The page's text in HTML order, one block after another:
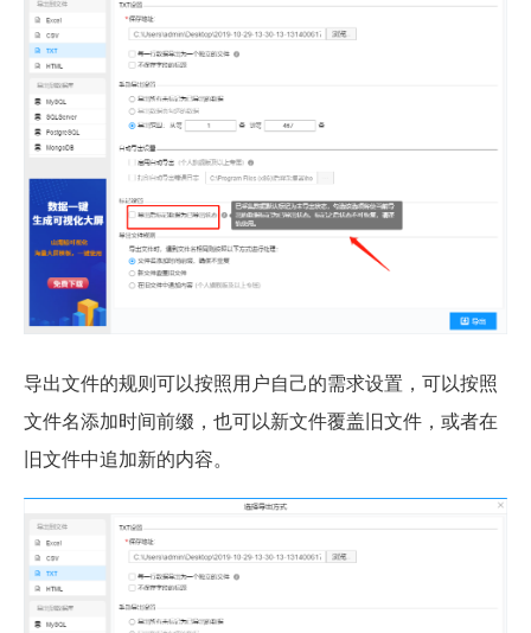
导出文件的规则可以按照用户自己的需求设置，可以按照
文件名添加时间前缀，也可以新文件覆盖旧文件，或者在
旧文件中追加新的内容。